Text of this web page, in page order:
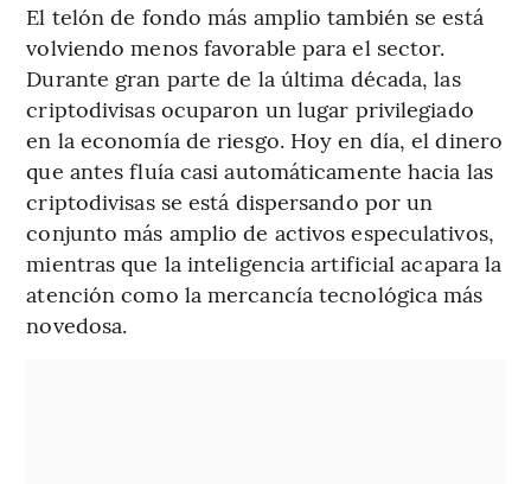
El telón de fondo más amplio también se está
volviendo menos favorable para el sector.
Durante gran parte de la última década, las
criptodivisas ocuparon un lugar privilegiado
en la economía de riesgo. Hoy en día, el dinero
que antes fluía casi automáticamente hacia las
criptodivisas se está dispersando por un
conjunto más amplio de activos especulativos,
mientras que la inteligencia artificial acapara la
atención como la mercancía tecnológica más
novedosa.